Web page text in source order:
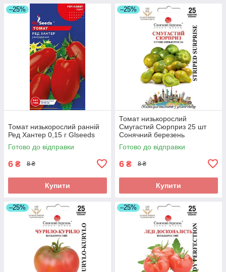
–25%
Томат низькорослий ранній
Ред Хантер 0,15 г Glseeds
Готово до відправки
6 ₴ 8 ₴
Купити
–25%
Томат низькорослий
Смугастий Сюрприз 25 шт
Сонячний березень
Готово до відправки
6 ₴ 8 ₴
Купити
–25% –25%